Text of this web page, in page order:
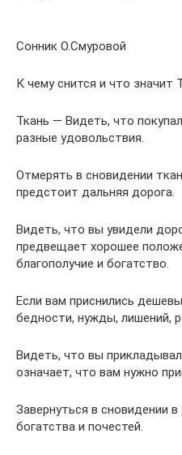
Сонник О.Смуровой
К чему снится и что значит
Ткань — Видеть, что
разные удовольствия.
Отмерять в сновидении
предстоит дальняя дорога.
Видеть, что вы увидели
предвещает хорошее
благополучие и богатство.
Если вам приснились
бедности, нужды, лишений,
Видеть, что вы
означает, что вам нужно
Завернуться в сновидении
богатства и почестей.